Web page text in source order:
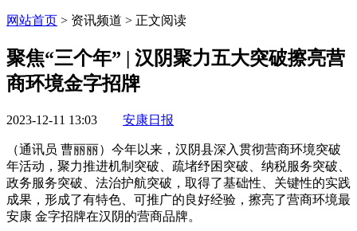
网站首页 > 资讯频道 > 正文阅读
聚焦“三个年” | 汉阴聚力五大突破擦亮营
商环境金字招牌
2023-12-11 13:03 安康日报
（通讯员 曹丽丽）今年以来，汉阴县深入贯彻营商环境突破
年活动，聚力推进机制突破、疏堵纾困突破、纳税服务突破、
政务服务突破、法治护航突破，取得了基础性、关键性的实践
成果，形成了有特色、可推广的良好经验，擦亮了营商环境最
安康 金字招牌在汉阴的营商品牌。